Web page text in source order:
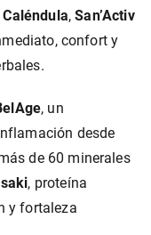
,San’Activ
confort y
, un
desde
de 60 minerales
, proteína
y fortaleza